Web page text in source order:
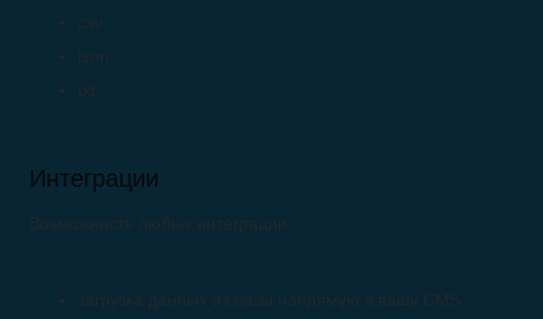
csv
json
txt
Интеграции
Возможность любых интеграции:
загрузка данных из базы напрямую в вашу CMS